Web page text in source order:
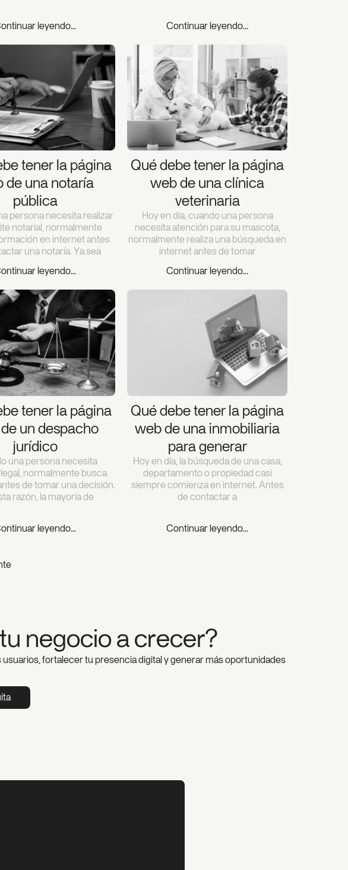
leyendo... Continuar leyendo...
tener la página
de una notaría
pública
persona necesita realizar
notarial, normalmente
en internet antes
una notaría. Ya sea
leyendo...
Qué debe tener la página
web de una clínica
veterinaria
Hoy en día, cuando una persona
necesita atención para su mascota,
normalmente realiza una búsqueda en
internet antes de tomar
Continuar leyendo...
tener la página
un despacho
jurídico
una persona necesita
normalmente busca
de tomar una decisión.
razón, la mayoría de
leyendo...
Qué debe tener la página
web de una inmobiliaria
para generar
Hoy en día, la búsqueda de una casa,
departamento o propiedad casi
siempre comienza en internet. Antes
de contactar a
Continuar leyendo...
negocio a crecer?
fortalecer tu presencia digital y generar más oportunidades